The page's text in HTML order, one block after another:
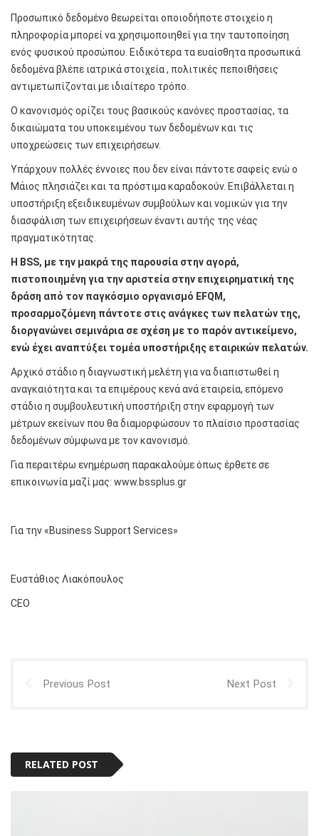
Προσωπικό δεδομένο θεωρείται οποιοδήποτε στοιχείο η
πληροφορία μπορεί να χρησιμοποιηθεί για την ταυτοποίηση
ενός φυσικού προσώπου. Ειδικότερα τα ευαίσθητα προσωπικά
δεδομένα βλέπε ιατρικά στοιχεία , πολιτικές πεποιθήσεις
αντιμετωπίζονται με ιδιαίτερο τρόπο.
Ο κανονισμός ορίζει τους βασικούς κανόνες προστασίας, τα
δικαιώματα του υποκειμένου των δεδομένων και τις
υποχρεώσεις των επιχειρήσεων.
Υπάρχουν πολλές έννοιες που δεν είναι πάντοτε σαφείς ενώ ο
Μάιος πλησιάζει και τα πρόστιμα καραδοκούν. Επιβάλλεται η
υποστήριξη εξειδικευμένων συμβούλων και νομικών για την
διασφάλιση των επιχειρήσεων έναντι αυτής της νέας
πραγματικότητας.
Η BSS, με την μακρά της παρουσία στην αγορά,
πιστοποιημένη για την αριστεία στην επιχειρηματική της
δράση από τον παγκόσμιο οργανισμό EFQM ,
προσαρμοζόμενη πάντοτε στις ανάγκες των πελατών της,
διοργανώνει σεμινάρια σε σχέση με το παρόν αντικείμενο,
ενώ έχει αναπτύξει τομέα υποστήριξης εταιρικών πελατών.
Αρχικό στάδιο η διαγνωστική μελέτη για να διαπιστωθεί η
αναγκαιότητα και τα επιμέρους κενά ανά εταιρεία, επόμενο
στάδιο η συμβουλευτική υποστήριξη στην εφαρμογή των
μέτρων εκείνων που θα διαμορφώσουν το πλαίσιο προστασίας
δεδομένων σύμφωνα με τον κανονισμό.
Για περαιτέρω ενημέρωση παρακαλούμε όπως έρθετε σε
επικοινωνία μαζί μας: www.bssplus.gr
Για την «Business Support Services»
Ευστάθιος Λιακόπουλος
CEO
Previous Post Next Post
RELATED POST